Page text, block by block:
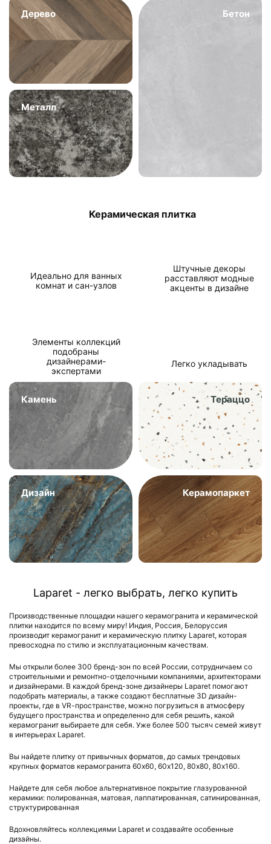
Дерево Бетон
Металл
Камень Тераццо
Дизайн
Керамическая плитка
Идеально для ванных
комнат и сан-узлов
Штучные декоры
расставляют модные
акценты в дизайне
Элементы коллекций
подобраны
дизайнерами-
экспертами
Легко укладывать
Керамопаркет
Laparet - легко выбрать, легко купить
Производственные площадки нашего керамогранита и керамической
плитки находится по всему миру! Индия, Россия, Белоруссия
производит керамогранит и керамическую плитку Laparet, которая
превосходна по стилю и эксплуатационным качествам.
Мы открыли более 300 бренд-зон по всей России, сотрудничаем со
строительными и ремонтно-отделочными компаниями, архитекторами
и дизайнерами. В каждой бренд-зоне дизайнеры Laparet помогают
подобрать материалы, а также создают бесплатные 3D дизайн-
проекты, где в VR-пространстве, можно погрузиться в атмосферу
будущего пространства и определенно для себя решить, какой
керамогранит выбираете для себя. Уже более 500 тысяч семей живут
в интерьерах Laparet.
Вы найдете плитку от привычных форматов, до самых трендовых
крупных форматов керамогранита 60х60, 60х120, 80х80, 80х160.
Найдете для себя любое альтернативное покрытие глазурованной
керамики: полированная, матовая, лаппатированная, сатинированная,
структурированная
Вдохновляйтесь коллекциями Laparet и создавайте особенные
дизайны.